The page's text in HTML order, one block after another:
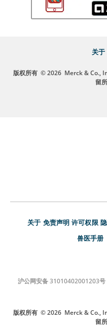
关于
版权所有 © 2026 Merck & Co.,
留
关于 免责声明 许可权限
兽医手册
沪公网安备 31010402001203号
版权所有 © 2026 Merck & Co.,
留